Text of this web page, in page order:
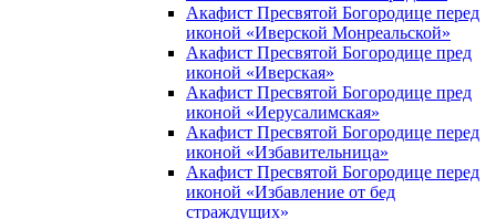
Акафист Пресвятой Богородице перед
иконой «Иверской Монреальской»
Акафист Пресвятой Богородице пред
иконой «Иверская»
Акафист Пресвятой Богородице пред
иконой «Иерусалимская»
Акафист Пресвятой Богородице перед
иконой «Избавительница»
Акафист Пресвятой Богородице перед
иконой «Избавление от бед
страждущих»